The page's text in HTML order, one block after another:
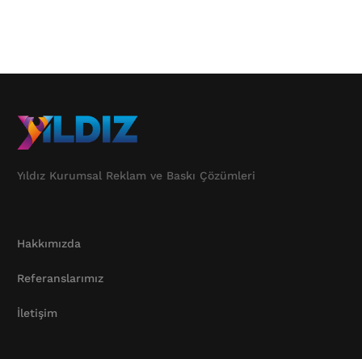
Yıldız Kurumsal Reklam ve Baskı Çözümleri
Hakkımızda
Referanslarımız
İletişim